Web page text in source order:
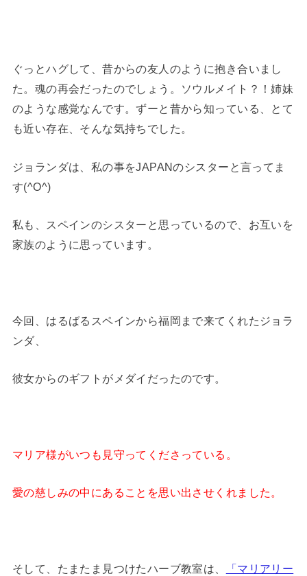
ぐっとハグして、昔からの友人のように抱き合いまし
た。魂の再会だったのでしょう。ソウルメイト？！姉妹
のような感覚なんです。ずーと昔から知っている、とて
も近い存在、そんな気持ちでした。
ジョランダは、私の事をJAPANのシスターと言ってま
す(^O^)
私も、スペインのシスターと思っているので、お互いを
家族のように思っています。
今回、はるばるスペインから福岡まで来てくれたジョラ
ンダ、
彼女からのギフトがメダイだったのです。
マリア様がいつも見守ってくださっている。
愛の慈しみの中にあることを思い出させくれました。
そして、たまたま見つけたハーブ教室は、 「マリアリー